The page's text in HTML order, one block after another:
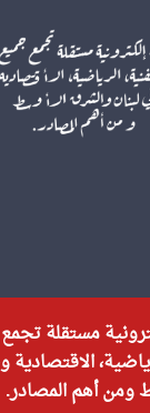
مستقلة تجمع
ومن أهم المصادر.